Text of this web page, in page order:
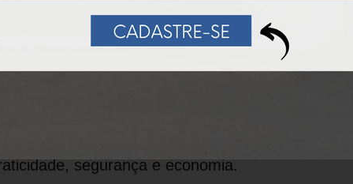
5 Kg
5 Kg
do seu Boliche. Com este kit exclusivo da
segurança e economia.